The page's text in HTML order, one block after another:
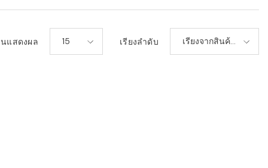
แสดงผล 15 เรียงลำดับ
เรียงจากสินค้า
ใหม่-เก่า